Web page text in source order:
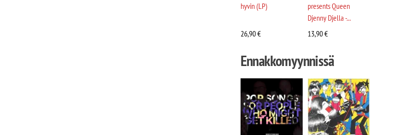
hyvin (LP)
26,90€
presents Queen
Djenny Djella -...
13,90€
Ennakkomyynnissä